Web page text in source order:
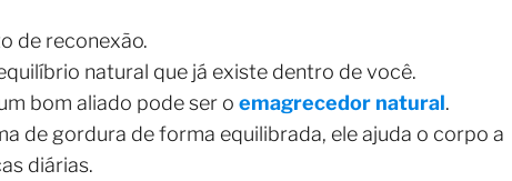
de reconexão.
natural que já existe dentro de você.
bom aliado pode ser o emagrecedor natural.
de gordura de forma equilibrada, ele ajuda o corpo a
diárias.